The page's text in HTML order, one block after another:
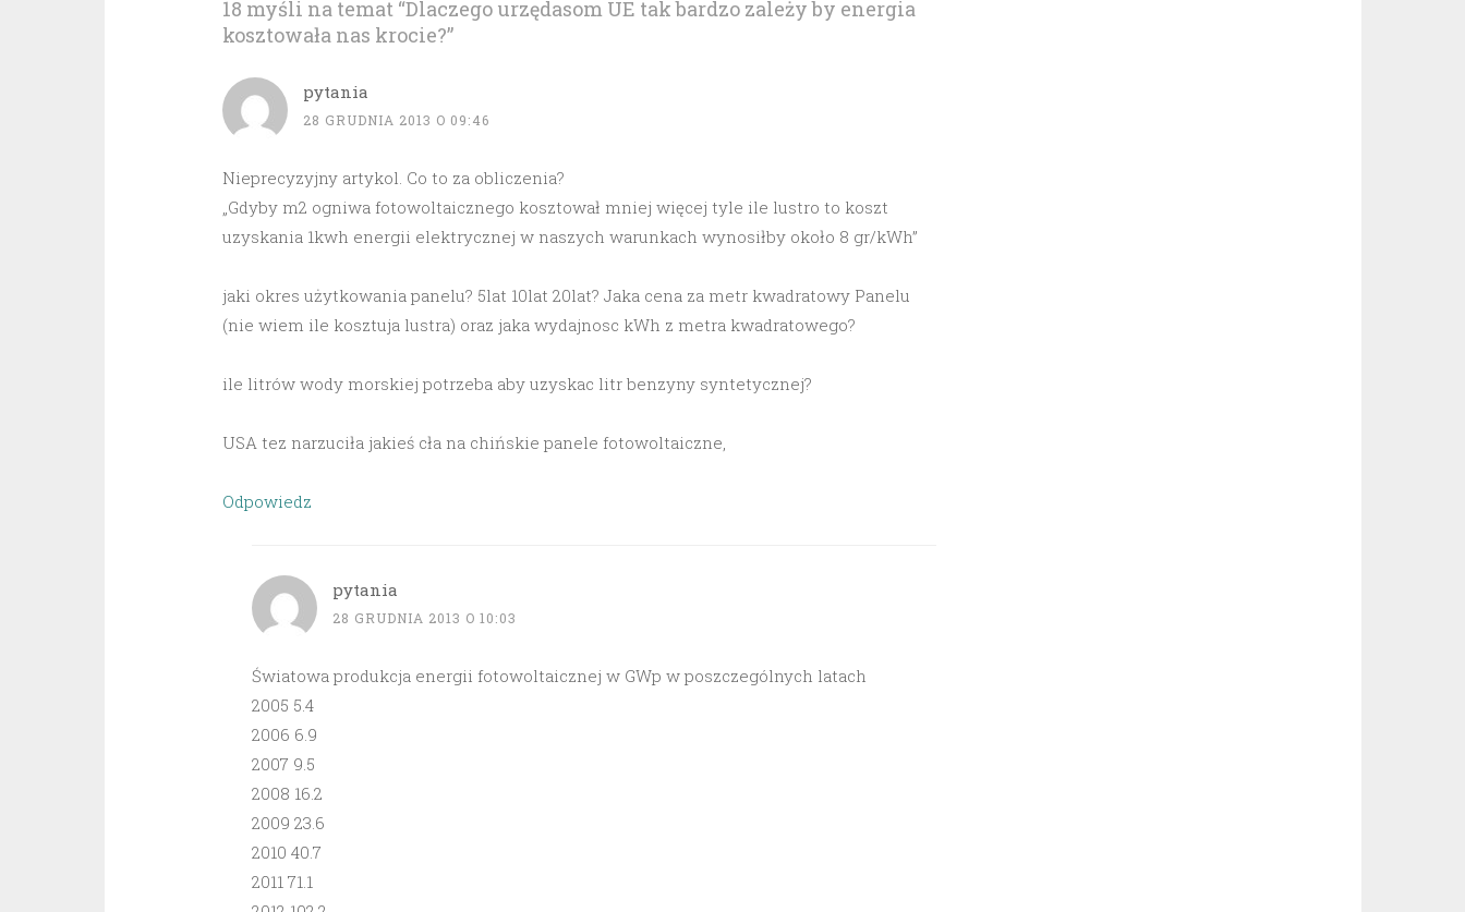
18 myśli na temat “Dlaczego urzędasom UE tak bardzo zależy by energia
kosztowała nas krocie?”
pytania
28 GRUDNIA 2013 O 09:46
Nieprecyzyjny artykol. Co to za obliczenia?
„Gdyby m2 ogniwa fotowoltaicznego kosztował mniej więcej tyle ile lustro to koszt
uzyskania 1kwh energii elektrycznej w naszych warunkach wynosiłby około 8 gr/kWh”
jaki okres użytkowania panelu? 5lat 10lat 20lat? Jaka cena za metr kwadratowy Panelu
(nie wiem ile kosztuja lustra) oraz jaka wydajnosc kWh z metra kwadratowego?
ile litrów wody morskiej potrzeba aby uzyskac litr benzyny syntetycznej?
USA tez narzuciła jakieś cła na chińskie panele fotowoltaiczne,
Odpowiedz
pytania
28 GRUDNIA 2013 O 10:03
Światowa produkcja energii fotowoltaicznej w GWp w poszczególnych latach
2005 5.4
2006 6.9
2007 9.5
2008 16.2
2009 23.6
2010 40.7
2011 71.1